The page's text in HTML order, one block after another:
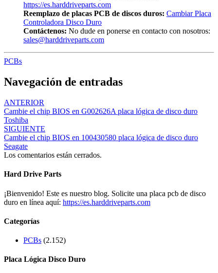
https://es.harddriveparts.com
Reemplazo de placas PCB de discos duros: Cambiar Placa
Controladora Disco Duro
Contáctenos: No dude en ponerse en contacto con nosotros:
sales@harddriveparts.com
PCBs
Navegación de entradas
ANTERIOR
Cambie el chip BIOS en G002626A placa lógica de disco duro
Toshiba
SIGUIENTE
Cambie el chip BIOS en 100430580 placa lógica de disco duro
Seagate
Los comentarios están cerrados.
Hard Drive Parts
¡Bienvenido! Este es nuestro blog. Solicite una placa pcb de disco
duro en línea aquí: https://es.harddriveparts.com
Categorías
PCBs (2.152)
Placa Lógica Disco Duro